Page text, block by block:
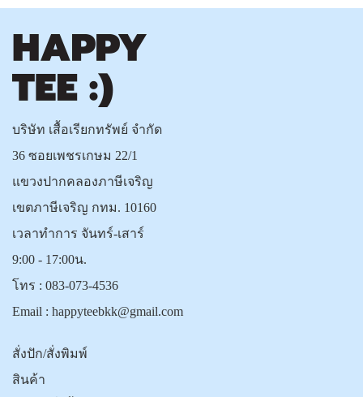
บริษัท เสื้อเรียกทรัพย์ จำกัด
36 ซอยเพชรเกษม 22/1
แขวงปากคลองภาษีเจริญ
เขตภาษีเจริญ กทม. 10160
เวลาทำการ จันทร์-เสาร์
9:00 - 17:00น.
โทร : 083-073-4536
Email : happyteebkk@gmail.com
สั่งปัก/สั่งพิมพ์
สินค้า